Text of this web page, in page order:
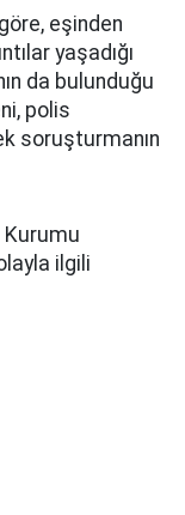
eşinden
yaşadığı
da bulunduğu
polis
soruşturmanın
Kurumu
ilgili